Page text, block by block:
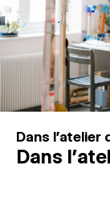
Recherche
Connexion
Dans l'atelier
Dans